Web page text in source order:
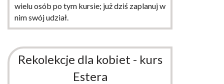
wielu osób po tym kursie; już dziś zaplanuj w
nim swój udział.
Rekolekcje dla kobiet - kurs
Estera